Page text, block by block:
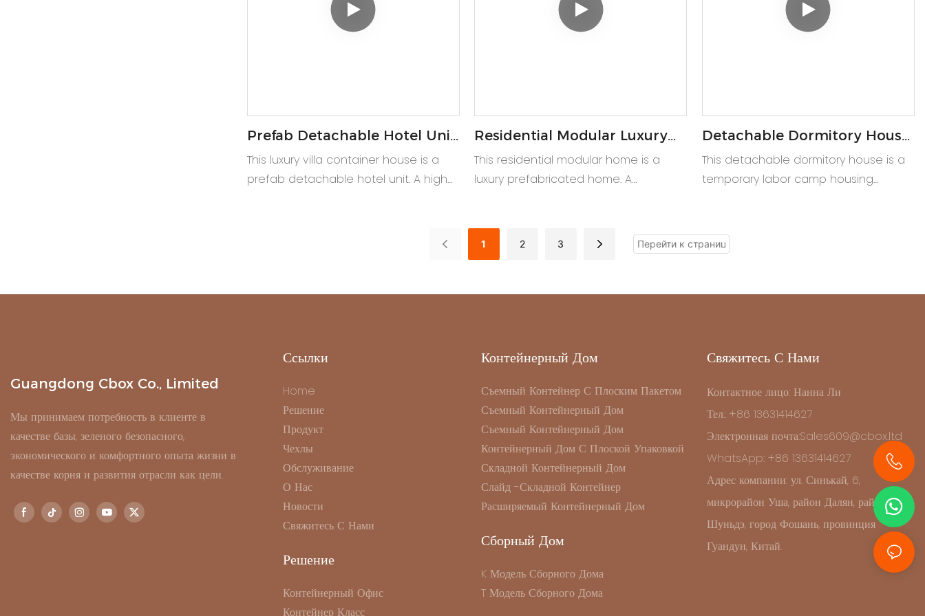
Prefab Detachable Hotel Unit
Luxury Container Villa
This luxury villa container house is a
prefab detachable hotel unit. A high
Residential Modular Luxury
Container Apartment Home
This residential modular home is a
luxury prefabricated home. A
any site.
Detachable Dormitory House
Temporary Labor Camp
Housing
This detachable dormitory house is a
temporary labor camp housing
resettlement container house.
1 2 3
Guangdong Cbox Co., Limited
Мы принимаем потребность в клиенте в
качестве базы, зеленого безопасного,
экономического и комфортного опыта жизни в
качестве корня и развития отрасли как цели.
Ссылки
Home
Решение
Продукт
Чехлы
Обслуживание
О Нас
Новости
Свяжитесь С Нами
Решение
Контейнерный Офис
Контейнер Класс
Контейнерный Дом
Съемный Контейнер С Плоским Пакетом
Съемный Контейнерный Дом
Съемный Контейнерный Дом
Контейнерный Дом С Плоской Упаковкой
Складной Контейнерный Дом
Слайд -складной Контейнер
Расширяемый Контейнерный Дом
Сборный Дом
K Модель Сборного Дома
T Модель Сборного Дома
Свяжитесь С Нами
Контактное лицо: Нанна Ли
Тел.: +86 13631414627
Электронная почта:Sales609@cbox.ltd
WhatsApp: +86 13631414627
Адрес компании: ул. Синькай, 6,
микрорайон Уша, район Далян, район
Шуньдэ, город Фошань, провинция
Гуандун, Китай.